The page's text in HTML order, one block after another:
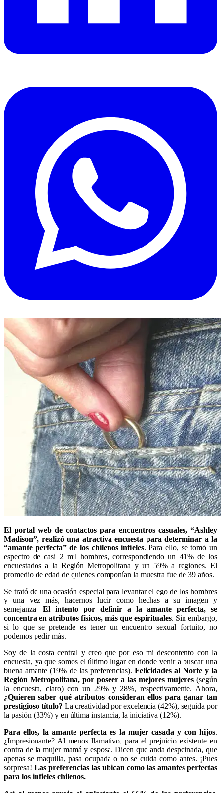
El portal web de contactos para encuentros casuales, “Ashley
Madison”, realizó una atractiva encuesta para determinar a la
“amante perfecta” de los chilenos infieles. Para ello, se tomó un
espectro de casi 2 mil hombres, correspondiendo un 41% de los
encuestados a la Región Metropolitana y un 59% a regiones. El
promedio de edad de quienes componían la muestra fue de 39 años.
Se trató de una ocasión especial para levantar el ego de los hombres
y una vez más, hacernos lucir como hechas a su imagen y
semejanza. El intento por definir a la amante perfecta, se
concentra en atributos físicos, más que espirituales. Sin embargo,
si lo que se pretende es tener un encuentro sexual fortuito, no
podemos pedir más.
Soy de la costa central y creo que por eso mi descontento con la
encuesta, ya que somos el último lugar en donde venir a buscar una
buena amante (19% de las preferencias).Felicidades al Norte y la
Región Metropolitana, por poseer a las mejores mujeres (según
la encuesta, claro) con un 29% y 28%, respectivamente. Ahora,
¿Quieren saber qué atributos consideran ellos para ganar tan
prestigioso título? La creatividad por excelencia (42%), seguida por
la pasión (33%) y en última instancia, la iniciativa (12%).
Para ellos, la amante perfecta es la mujer casada y con hijos.
¿Impresionante? Al menos llamativo, para el prejuicio existente en
contra de la mujer mamá y esposa. Dicen que anda despeinada, que
apenas se maquilla, pasa ocupada o no se cuida como antes. ¡Pues
sorpresa! Las preferencias las ubican como las amantes perfectas
para los infieles chilenos.